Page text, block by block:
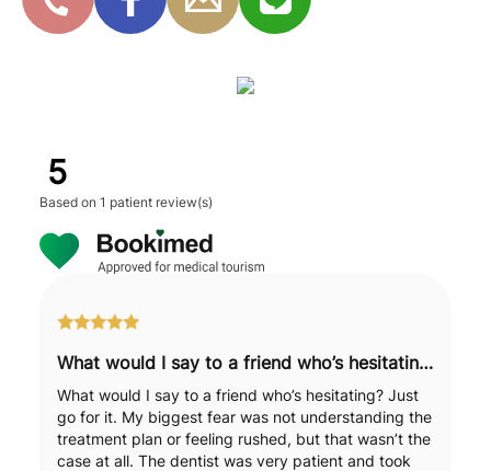
5
Based on 1 patient review(s)
What would I say to a friend who’s hesitating? Just go for it.
What would I say to a friend who’s hesitating? Just
go for it. My biggest fear was not understanding the
treatment plan or feeling rushed, but that wasn’t the
case at all. The dentist was very patient and took